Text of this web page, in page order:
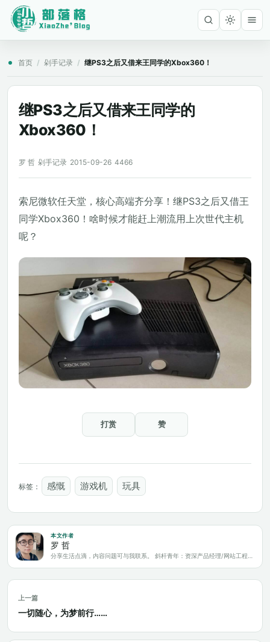
首页 / 剁手记录 / 继PS3之后又借来王同学的Xbox360！
继PS3之后又借来王同学的
Xbox360！
罗 哲 剁手记录 2015-09-26 4466
索尼微软任天堂，核心高端齐分享！继PS3之后又借王
同学Xbox360！啥时候才能赶上潮流用上次世代主机
呢？
打赏 赞
标签： 感慨 游戏机 玩具
本文作者
罗 哲
上一篇
一切随心，为梦前行……